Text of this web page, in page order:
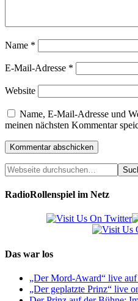
Name *
E-Mail-Adresse *
Website
Name, E-Mail-Adresse und
meinen nächsten Kommentar
RadioRollenspiel im Netz
Das war los
„Der Mord-Award“ live
„Der geplatzte Prinz“ live